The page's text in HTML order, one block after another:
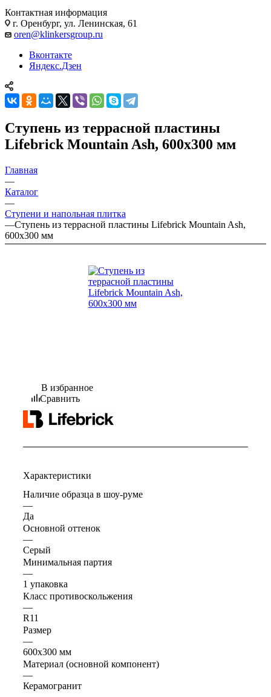
Контактная информация
г. Оренбург, ул. Ленинская, 61
oren@klinkersgroup.ru
Вконтакте
Яндекс.Дзен
Ступень из террасной пластины
Lifebrick Mountain Ash, 600x300 мм
Главная
—
Каталог
—
Ступени и напольная плитка
—Ступень из террасной пластины Lifebrick Mountain Ash,
600x300 мм
В избранное
Сравнить
Характеристики
Наличие образца в шоу-руме
—
Да
Основной оттенок
—
Серый
Минимальная партия
—
1 упаковка
Класс противоскольжения
—
R11
Размер
—
600х300 мм
Материал (основной компонент)
—
Керамогранит